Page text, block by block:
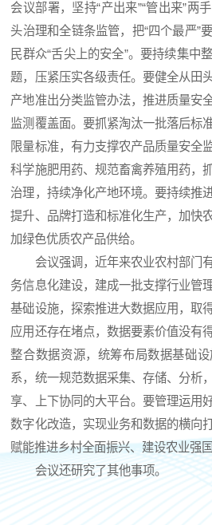
会议部署，坚持“产出来”“管出来”两
头治理和全链条监管，把“四个最严”
民群众“舌尖上的安全”。要持续集中
题，压紧压实各级责任。要健全从田
产地准出分类监管办法，推进质量安
监测覆盖面。要抓紧淘汰一批落后标
限量标准，有力支撑农产品质量安全
科学施肥用药、规范畜禽养殖用药，
治理，持续净化产地环境。要持续推
提升、品牌打造和标准化生产，加快
加绿色优质农产品供给。
会议强调，近年来农业农村部门
务信息化建设，建成一批支撑行业管
基础设施，探索推进大数据应用，取
应用还存在堵点，数据要素价值没有
整合数据资源，统筹布局数据基础
系，统一规范数据采集、存储、分析
享、上下协同的大平台。要管理运用
数字化改造，实现业务和数据的横向
赋能推进乡村全面振兴、建设农业强国
会议还研究了其他事项。